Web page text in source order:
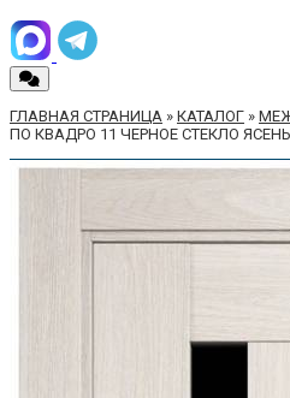
ГЛАВНАЯ СТРАНИЦА » КАТАЛОГ »
ПО КВАДРО 11 ЧЕРНОЕ СТЕКЛО